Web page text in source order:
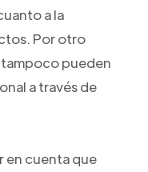
a la
Por otro
tampoco pueden
a través de
en cuenta que